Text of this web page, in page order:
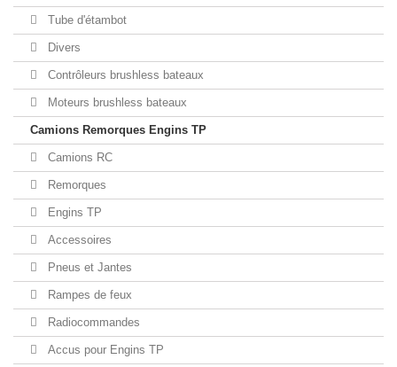
Tube d'étambot
Divers
Contrôleurs brushless bateaux
Moteurs brushless bateaux
Camions Remorques Engins TP
Camions RC
Remorques
Engins TP
Accessoires
Pneus et Jantes
Rampes de feux
Radiocommandes
Accus pour Engins TP